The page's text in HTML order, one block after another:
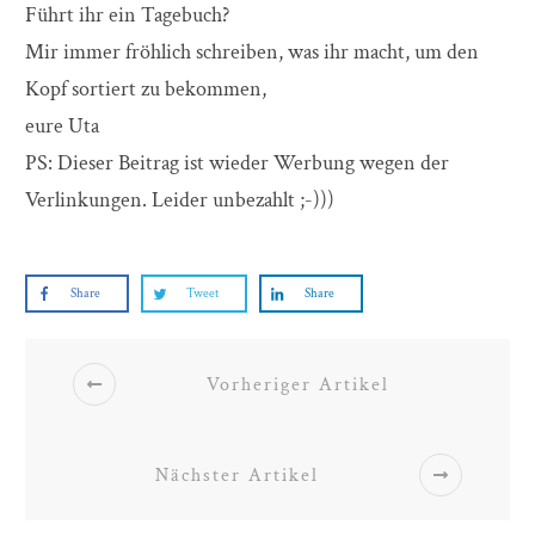
Führt ihr ein Tagebuch?
Mir immer fröhlich schreiben, was ihr macht, um den
Kopf sortiert zu bekommen,
eure Uta
PS: Dieser Beitrag ist wieder Werbung wegen der
Verlinkungen. Leider unbezahlt ;-)))
Share Tweet Share
Vorheriger Artikel
Nächster Artikel